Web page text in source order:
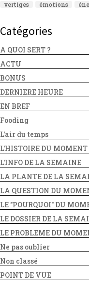
vertiges
émotions
Catégories
A QUOI SERT ?
ACTU
BONUS
DERNIERE HEURE
EN BREF
Fooding
L'air du temps
L'HISTOIRE DU MOMENT
L'INFO DE LA SEMAINE
LA PLANTE DE LA
LA QUESTION DU
LE "POURQUOI" DU
LE DOSSIER DE LA
LE PROBLEME DU
Ne pas oublier
Non classé
POINT DE VUE